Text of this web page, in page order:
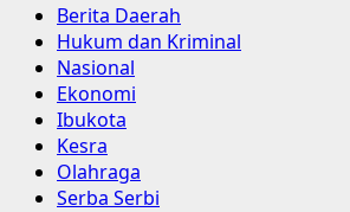
Primary
Menu
Berita Daerah
Hukum dan Kriminal
Nasional
Ekonomi
Ibukota
Kesra
Olahraga
Serba Serbi